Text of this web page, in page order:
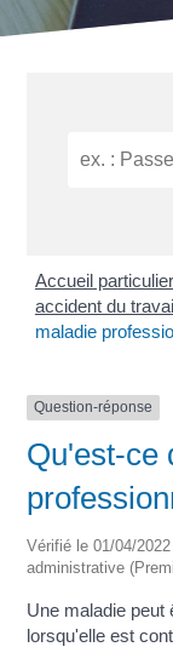
Accueil
accident du
maladie
Question-réponse
Qu'est-ce
Vérifié le 01/04/
administrative
Une maladie peut
lorsqu'elle est